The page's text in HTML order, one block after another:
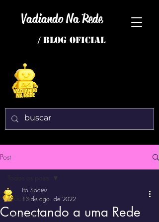
Vadiando Na Rede
/ BLOG OFICIAL
Post
Todos os posts
interessante
Conectando a uma Rede
Ito Soares
13 de ago. de 2022